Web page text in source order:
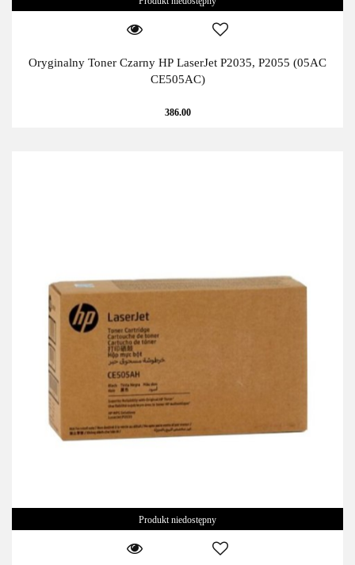
Oryginalny Toner Czarny HP LaserJet P2035, P2055 (05AC
CE505AC)
386.00
Produkt niedostępny